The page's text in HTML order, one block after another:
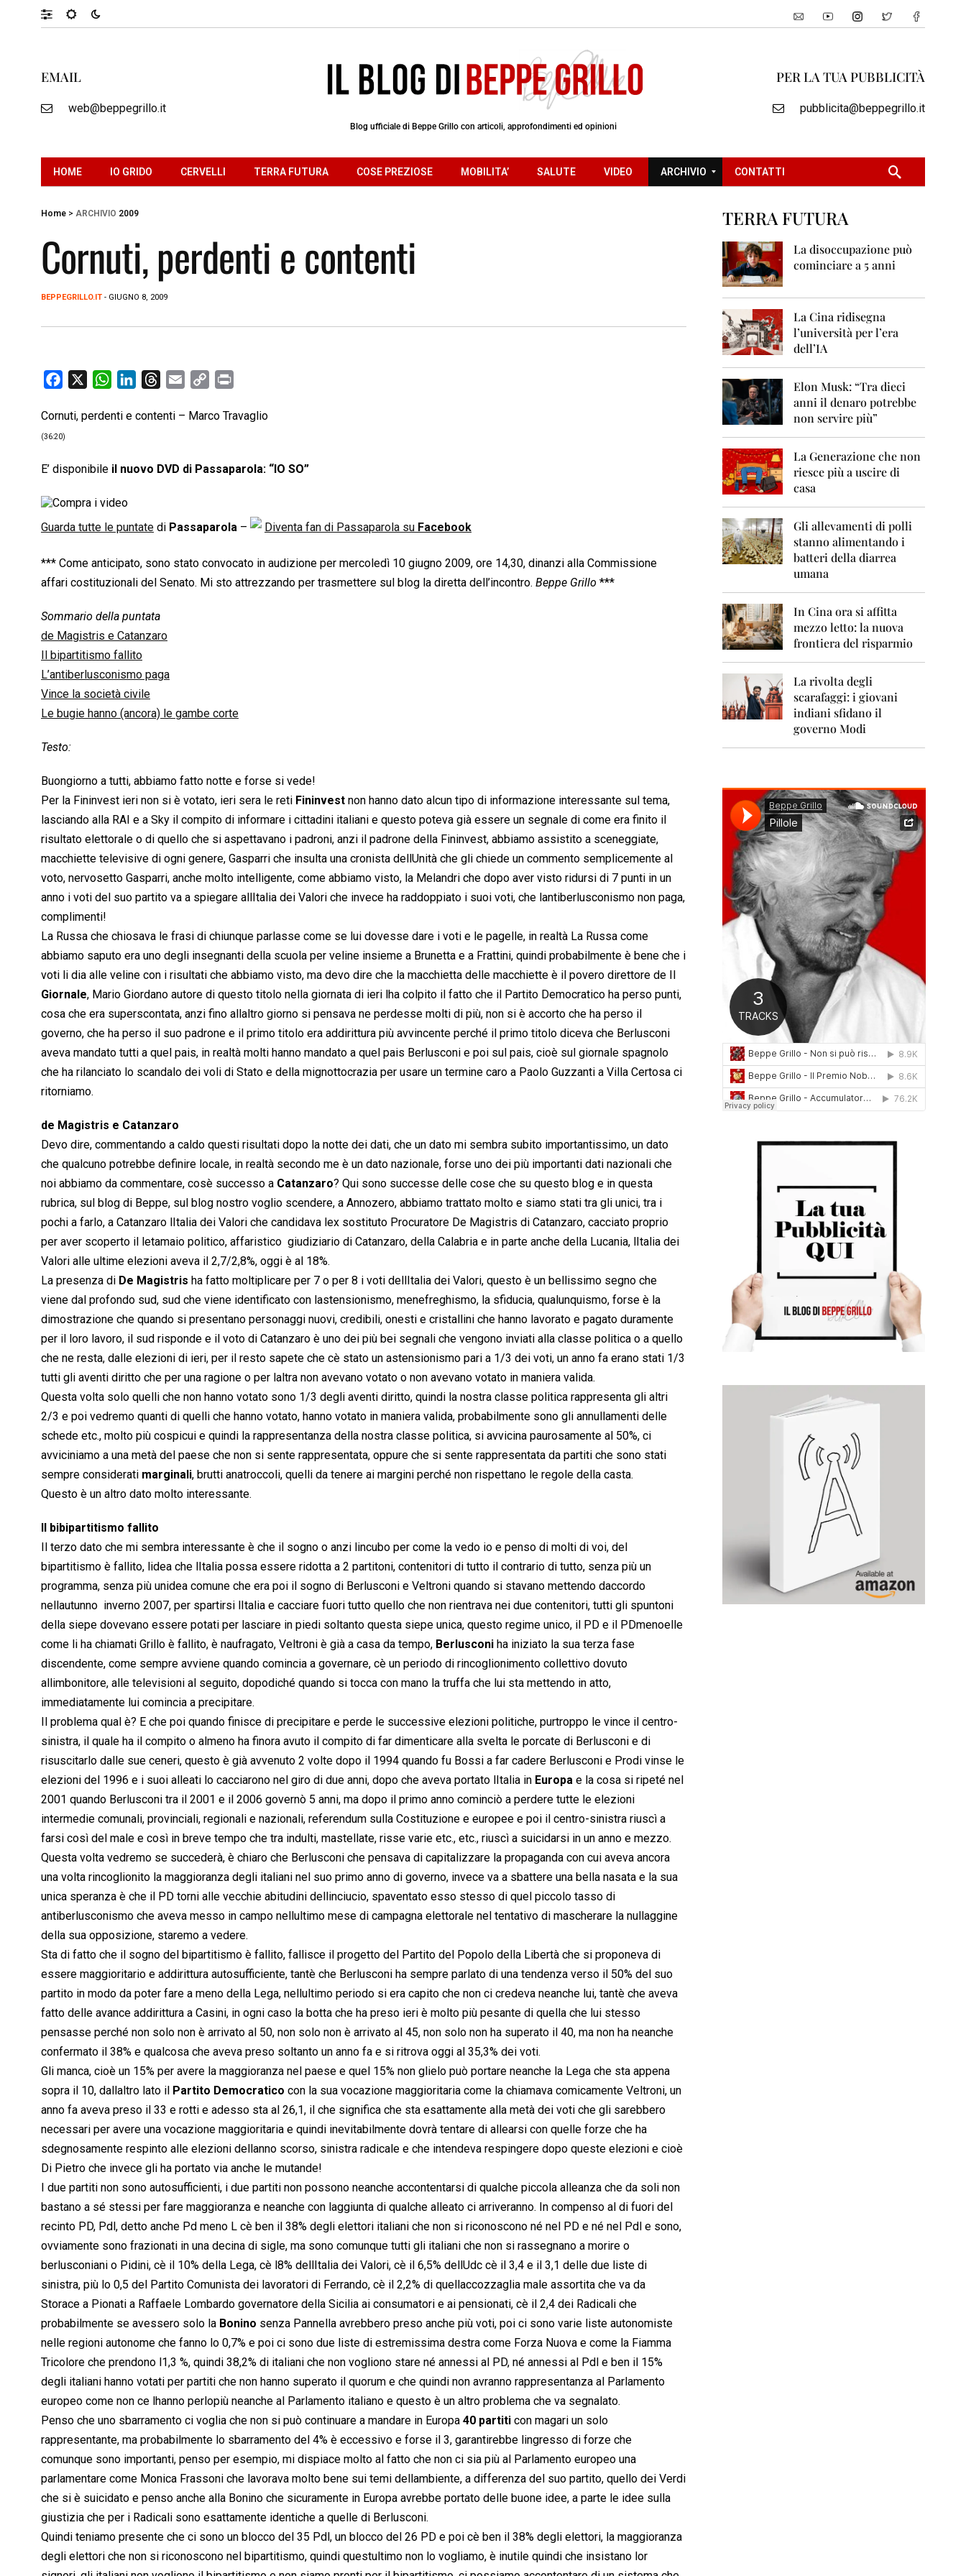
EMAIL
web@beppegrillo.it
Blog ufficiale di Beppe Grillo con articoli, approfondimenti ed opinioni
PER LA TUA PUBBLICITÀ
pubblicita@beppegrillo.it
HOME IO GRIDO CERVELLI TERRA FUTURA COSE PREZIOSE MOBILITA’ SALUTE VIDEO ARCHIVIO
3
0
1
2
0
1
CONTATTI
Home > ARCHIVIO 2009
Cornuti, perdenti e contenti
BEPPEGRILLO.IT - GIUGNO 8, 2009
c
e
o
k
W
a
A
p
n
d
r
d
a
p
i
i
Cornuti, perdenti e contenti – Marco Travaglio
(36:20)
E’ disponibile il nuovo DVD di Passaparola: “IO SO”
Guarda tutte le puntate di Passaparola – Diventa fan di Passaparola su Facebook
*** Come anticipato, sono stato convocato in audizione per mercoledì 10 giugno 2009, ore 14,30, dinanzi alla Commissione
affari costituzionali del Senato. Mi sto attrezzando per trasmettere sul blog la diretta dell’incontro. Beppe Grillo ***
Sommario della puntata
de Magistris e Catanzaro
Il bipartitismo fallito
L’antiberlusconismo paga
Vince la società civile
Le bugie hanno (ancora) le gambe corte
Testo:
Buongiorno a tutti, abbiamo fatto notte e forse si vede!
Per la Fininvest ieri non si è votato, ieri sera le reti Fininvest non hanno dato alcun tipo di informazione interessante sul tema,
lasciando alla RAI e a Sky il compito di informare i cittadini italiani e questo poteva già essere un segnale di come era finito il
risultato elettorale o di quello che si aspettavano i padroni, anzi il padrone della Fininvest, abbiamo assistito a sceneggiate,
macchiette televisive di ogni genere, Gasparri che insulta una cronista dellUnità che gli chiede un commento semplicemente al
voto, nervosetto Gasparri, anche molto intelligente, come abbiamo visto, la Melandri che dopo aver visto ridursi di 7 punti in un
anno i voti del suo partito va a spiegare allItalia dei Valori che invece ha raddoppiato i suoi voti, che lantiberlusconismo non paga,
complimenti!
La Russa che chiosava le frasi di chiunque parlasse come se lui dovesse dare i voti e le pagelle, in realtà La Russa come
abbiamo saputo era uno degli insegnanti della scuola per veline insieme a Brunetta e a Frattini, quindi probabilmente è bene che i
voti li dia alle veline con i risultati che abbiamo visto, ma devo dire che la macchietta delle macchiette è il povero direttore de Il
Giornale, Mario Giordano autore di questo titolo nella giornata di ieri lha colpito il fatto che il Partito Democratico ha perso punti,
cosa che era superscontata, anzi fino allaltro giorno si pensava ne perdesse molti di più, non si è accorto che ha perso il
governo, che ha perso il suo padrone e il primo titolo era addirittura più avvincente perché il primo titolo diceva che Berlusconi
aveva mandato tutti a quel pais, in realtà molti hanno mandato a quel pais Berlusconi e poi sul pais, cioè sul giornale spagnolo
che ha rilanciato lo scandalo dei voli di Stato e della mignottocrazia per usare un termine caro a Paolo Guzzanti a Villa Certosa ci
ritorniamo.
de Magistris e Catanzaro
Devo dire, commentando a caldo questi risultati dopo la notte dei dati, che un dato mi sembra subito importantissimo, un dato
che qualcuno potrebbe definire locale, in realtà secondo me è un dato nazionale, forse uno dei più importanti dati nazionali che
noi abbiamo da commentare, cosè successo a Catanzaro? Qui sono successe delle cose che su questo blog e in questa
rubrica, sul blog di Beppe, sul blog nostro voglio scendere, a Annozero, abbiamo trattato molto e siamo stati tra gli unici, tra i
pochi a farlo, a Catanzaro lItalia dei Valori che candidava lex sostituto Procuratore De Magistris di Catanzaro, cacciato proprio
per aver scoperto il letamaio politico, affaristico  giudiziario di Catanzaro, della Calabria e in parte anche della Lucania, lItalia dei
Valori alle ultime elezioni aveva il 2,7/2,8%, oggi è al 18%.
La presenza di De Magistris ha fatto moltiplicare per 7 o per 8 i voti dellItalia dei Valori, questo è un bellissimo segno che
viene dal profondo sud, sud che viene identificato con lastensionismo, menefreghismo, la sfiducia, qualunquismo, forse è la
dimostrazione che quando si presentano personaggi nuovi, credibili, onesti e cristallini che hanno lavorato e pagato duramente
per il loro lavoro, il sud risponde e il voto di Catanzaro è uno dei più bei segnali che vengono inviati alla classe politica o a quello
che ne resta, dalle elezioni di ieri, per il resto sapete che cè stato un astensionismo pari a 1/3 dei voti, un anno fa erano stati 1/3
tutti gli aventi diritto che per una ragione o per laltra non avevano votato o non avevano votato in maniera valida.
Questa volta solo quelli che non hanno votato sono 1/3 degli aventi diritto, quindi la nostra classe politica rappresenta gli altri
2/3 e poi vedremo quanti di quelli che hanno votato, hanno votato in maniera valida, probabilmente sono gli annullamenti delle
schede etc., molto più cospicui e quindi la rappresentanza della nostra classe politica, si avvicina paurosamente al 50%, ci
avviciniamo a una metà del paese che non si sente rappresentata, oppure che si sente rappresentata da partiti che sono stati
sempre considerati marginali, brutti anatroccoli, quelli da tenere ai margini perché non rispettano le regole della casta.
Questo è un altro dato molto interessante.
Il bibipartitismo fallito
Il terzo dato che mi sembra interessante è che il sogno o anzi lincubo per come la vedo io e penso di molti di voi, del
bipartitismo è fallito, lidea che lItalia possa essere ridotta a 2 partitoni, contenitori di tutto il contrario di tutto, senza più un
programma, senza più unidea comune che era poi il sogno di Berlusconi e Veltroni quando si stavano mettendo daccordo
nellautunno  inverno 2007, per spartirsi lItalia e cacciare fuori tutto quello che non rientrava nei due contenitori, tutti gli spuntoni
della siepe dovevano essere potati per lasciare in piedi soltanto questa siepe unica, questo regime unico, il PD e il PDmenoelle
come li ha chiamati Grillo è fallito, è naufragato, Veltroni è già a casa da tempo, Berlusconi ha iniziato la sua terza fase
discendente, come sempre avviene quando comincia a governare, cè un periodo di rincoglionimento collettivo dovuto
allimbonitore, alle televisioni al seguito, dopodiché quando si tocca con mano la truffa che lui sta mettendo in atto,
immediatamente lui comincia a precipitare.
Il problema qual è? E che poi quando finisce di precipitare e perde le successive elezioni politiche, purtroppo le vince il centro-
sinistra, il quale ha il compito o almeno ha finora avuto il compito di far dimenticare alla svelta le porcate di Berlusconi e di
risuscitarlo dalle sue ceneri, questo è già avvenuto 2 volte dopo il 1994 quando fu Bossi a far cadere Berlusconi e Prodi vinse le
elezioni del 1996 e i suoi alleati lo cacciarono nel giro di due anni, dopo che aveva portato lItalia in Europa e la cosa si ripeté nel
2001 quando Berlusconi tra il 2001 e il 2006 governò 5 anni, ma dopo il primo anno cominciò a perdere tutte le elezioni
intermedie comunali, provinciali, regionali e nazionali, referendum sulla Costituzione e europee e poi il centro-sinistra riuscì a
farsi così del male e così in breve tempo che tra indulti, mastellate, risse varie etc., etc., riuscì a suicidarsi in un anno e mezzo.
Questa volta vedremo se succederà, è chiaro che Berlusconi che pensava di capitalizzare la propaganda con cui aveva ancora
una volta rincoglionito la maggioranza degli italiani nel suo primo anno di governo, invece va a sbattere una bella nasata e la sua
unica speranza è che il PD torni alle vecchie abitudini dellinciucio, spaventato esso stesso di quel piccolo tasso di
antiberlusconismo che aveva messo in campo nellultimo mese di campagna elettorale nel tentativo di mascherare la nullaggine
della sua opposizione, staremo a vedere.
Sta di fatto che il sogno del bipartitismo è fallito, fallisce il progetto del Partito del Popolo della Libertà che si proponeva di
essere maggioritario e addirittura autosufficiente, tantè che Berlusconi ha sempre parlato di una tendenza verso il 50% del suo
partito in modo da poter fare a meno della Lega, nellultimo periodo si era capito che non ci credeva neanche lui, tantè che aveva
fatto delle avance addirittura a Casini, in ogni caso la botta che ha preso ieri è molto più pesante di quella che lui stesso
pensasse perché non solo non è arrivato al 50, non solo non è arrivato al 45, non solo non ha superato il 40, ma non ha neanche
confermato il 38% e qualcosa che aveva preso soltanto un anno fa e si ritrova oggi al 35,3% dei voti.
Gli manca, cioè un 15% per avere la maggioranza nel paese e quel 15% non glielo può portare neanche la Lega che sta appena
sopra il 10, dallaltro lato il Partito Democratico con la sua vocazione maggioritaria come la chiamava comicamente Veltroni, un
anno fa aveva preso il 33 e rotti e adesso sta al 26,1, il che significa che sta esattamente alla metà dei voti che gli sarebbero
necessari per avere una vocazione maggioritaria e quindi inevitabilmente dovrà tentare di allearsi con quelle forze che ha
sdegnosamente respinto alle elezioni dellanno scorso, sinistra radicale e che intendeva respingere dopo queste elezioni e cioè
Di Pietro che invece gli ha portato via anche le mutande!
I due partiti non sono autosufficienti, i due partiti non possono neanche accontentarsi di qualche piccola alleanza che da soli non
bastano a sé stessi per fare maggioranza e neanche con laggiunta di qualche alleato ci arriveranno. In compenso al di fuori del
recinto PD, Pdl, detto anche Pd meno L cè ben il 38% degli elettori italiani che non si riconoscono né nel PD e né nel Pdl e sono,
ovviamente sono frazionati in una decina di sigle, ma sono comunque tutti gli italiani che non si rassegnano a morire o
berlusconiani o Pidini, cè il 10% della Lega, cè l8% dellItalia dei Valori, cè il 6,5% dellUdc cè il 3,4 e il 3,1 delle due liste di
sinistra, più lo 0,5 del Partito Comunista dei lavoratori di Ferrando, cè il 2,2% di quellaccozzaglia male assortita che va da
Storace a Pionati a Raffaele Lombardo governatore della Sicilia ai consumatori e ai pensionati, cè il 2,4 dei Radicali che
probabilmente se avessero solo la Bonino senza Pannella avrebbero preso anche più voti, poi ci sono varie liste autonomiste
nelle regioni autonome che fanno lo 0,7% e poi ci sono due liste di estremissima destra come Forza Nuova e come la Fiamma
Tricolore che prendono l1,3 %, quindi 38,2% di italiani che non vogliono stare né annessi al PD, né annessi al Pdl e ben il 15%
degli italiani hanno votati per partiti che non hanno superato il quorum e che quindi non avranno rappresentanza al Parlamento
europeo come non ce lhanno perlopiù neanche al Parlamento italiano e questo è un altro problema che va segnalato.
Penso che uno sbarramento ci voglia che non si può continuare a mandare in Europa 40 partiti con magari un solo
rappresentante, ma probabilmente lo sbarramento del 4% è eccessivo e forse il 3, garantirebbe lingresso di forze che
comunque sono importanti, penso per esempio, mi dispiace molto al fatto che non ci sia più al Parlamento europeo una
parlamentare come Monica Frassoni che lavorava molto bene sui temi dellambiente, a differenza del suo partito, quello dei Verdi
che si è suicidato e penso anche alla Bonino che sicuramente in Europa avrebbe portato delle buone idee, a parte le idee sulla
giustizia che per i Radicali sono esattamente identiche a quelle di Berlusconi.
Quindi teniamo presente che ci sono un blocco del 35 Pdl, un blocco del 26 PD e poi cè ben il 38% degli elettori, la maggioranza
degli elettori che non si riconoscono nel bipartitismo, quindi questultimo non lo vogliamo, è inutile quindi che insistano lor
TERRA FUTURA
La disoccupazione può
cominciare a 5 anni
La Cina ridisegna
l’università per l’era
dell’IA
Elon Musk: “Tra dieci
anni il denaro potrebbe
non servire più”
La Generazione che non
riesce più a uscire di
casa
Gli allevamenti di polli
stanno alimentando i
batteri della diarrea
umana
In Cina ora si affitta
mezzo letto: la nuova
frontiera del risparmio
La rivolta degli
scarafaggi: i giovani
indiani sfidano il
governo Modi